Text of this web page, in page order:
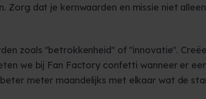
Zorg dat je kernwaarden en missie niet
zoals "betrokkenheid" of "innovatie".
we bij Fan Factory confetti wanneer er
meter maandelijks met elkaar wat de